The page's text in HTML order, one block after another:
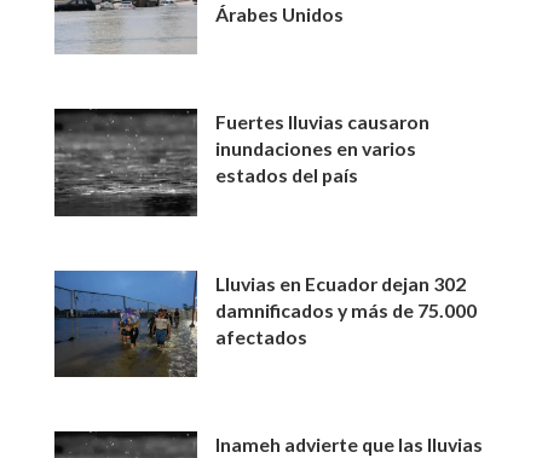
Árabes Unidos
Fuertes lluvias causaron
inundaciones en varios
estados del país
Lluvias en Ecuador dejan 302
damnificados y más de 75.000
afectados
Inameh advierte que las lluvias